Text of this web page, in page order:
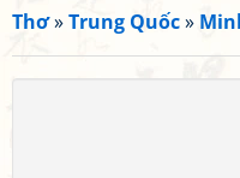
Thơ»Trung Quốc»